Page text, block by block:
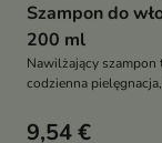
Szampon do
200 ml
Nawilżający szampon
codzienna
skórę głowy i dodaje
9,54 €